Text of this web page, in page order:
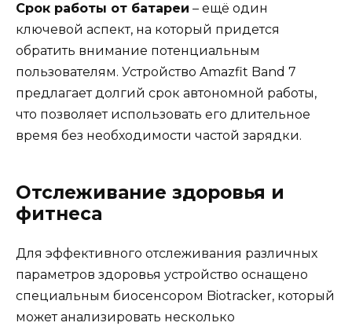
Срок работы от батареи – ещё один
ключевой аспект, на который придется
обратить внимание потенциальным
пользователям. Устройство Amazfit Band 7
предлагает долгий срок автономной работы,
что позволяет использовать его длительное
время без необходимости частой зарядки.
Отслеживание здоровья и
фитнеса
Для эффективного отслеживания различных
параметров здоровья устройство оснащено
специальным биосенсором Biotracker, который
может анализировать несколько